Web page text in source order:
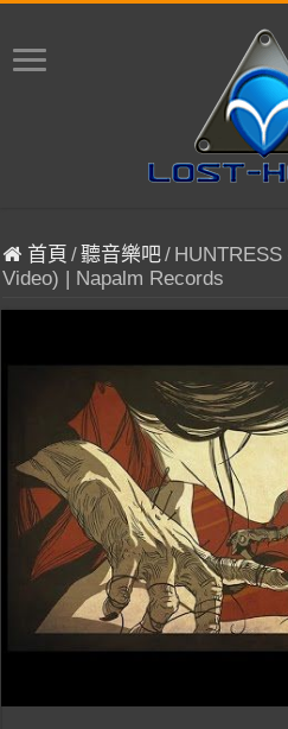
首頁 /聽音樂吧/
Video) | Napalm Records